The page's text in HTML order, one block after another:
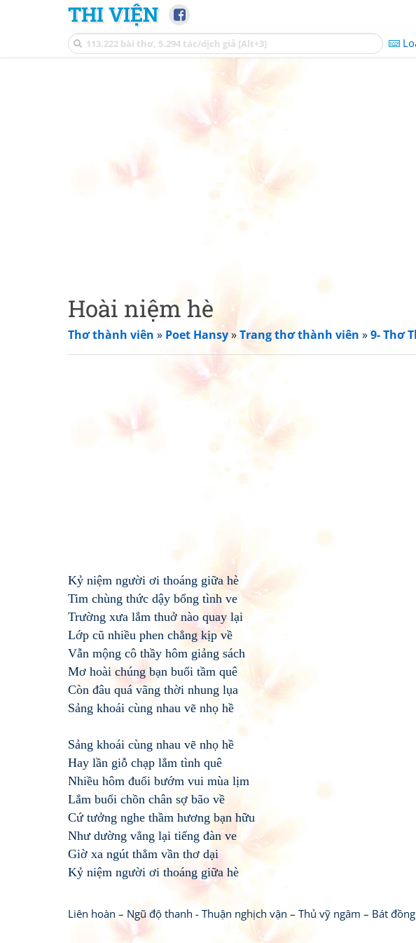
THI VIỆN
Hoài niệm hè
Thơ thành viên » Poet Hansy»Trang thơ thành viên »9- Thơ
Kỷ niệm người ơi thoáng giữa hè
Tim chùng thức dậy bổng tình ve
Trường xưa lắm thuở nào quay lại
Lớp cũ nhiều phen chẳng kịp về
Vẫn mộng cô thầy hôm giảng sách
Mơ hoài chúng bạn buổi tầm quê
Còn đâu quá vãng thời nhung lụa
Sảng khoái cùng nhau vẽ nhọ hề
Sảng khoái cùng nhau vẽ nhọ hề
Hay lần giỗ chạp lắm tình quê
Nhiều hôm đuổi bướm vui mùa lịm
Lắm buổi chồn chân sợ bão về
Cứ tưởng nghe thầm hương bạn hữu
Như dường vẳng lại tiếng đàn ve
Giờ xa ngút thẳm vần thơ dại
Kỷ niệm người ơi thoáng giữa hè
Liên hoàn – Ngũ độ thanh - Thuận nghịch vận – Thủ vỹ ngâm – Bát